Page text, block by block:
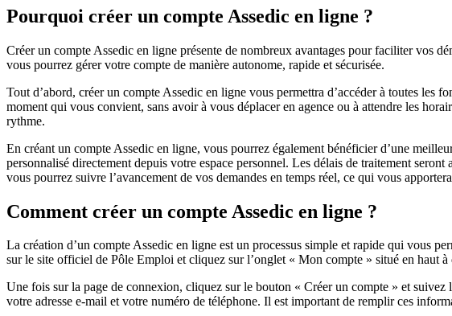
Pourquoi créer un compte Assedic en ligne ?
Créer un compte Assedic en ligne présente de nombreux avantages pour faciliter vos
vous pourrez gérer votre compte de manière autonome, rapide et sécurisée.
Tout d’abord, créer un compte Assedic en ligne vous permettra d’accéder à toutes les
moment qui vous convient, sans avoir à vous déplacer en agence ou à attendre les
rythme.
En créant un compte Assedic en ligne, vous pourrez également bénéficier d’une
personnalisé directement depuis votre espace personnel. Les délais de traitement
vous pourrez suivre l’avancement de vos demandes en temps réel, ce qui vous
Comment créer un compte Assedic en ligne ?
La création d’un compte Assedic en ligne est un processus simple et rapide qui vous
sur le site officiel de Pôle Emploi et cliquez sur l’onglet « Mon compte » situé en haut à
Une fois sur la page de connexion, cliquez sur le bouton « Créer un compte » et
votre adresse e-mail et votre numéro de téléphone. Il est important de remplir ces